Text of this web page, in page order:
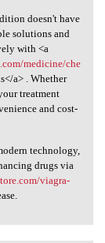
doesn't have
solutions and
with <a
medicine/che
a> . Whether
treatment
and cost-
technology,
drugs via
viagra-